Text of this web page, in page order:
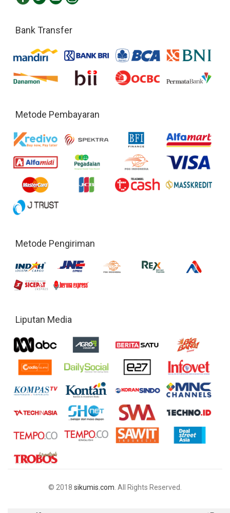
Bank Transfer
Metode Pembayaran
Metode Pengiriman
Liputan Media
© 2018 sikumis.com . All Rights Reserved.